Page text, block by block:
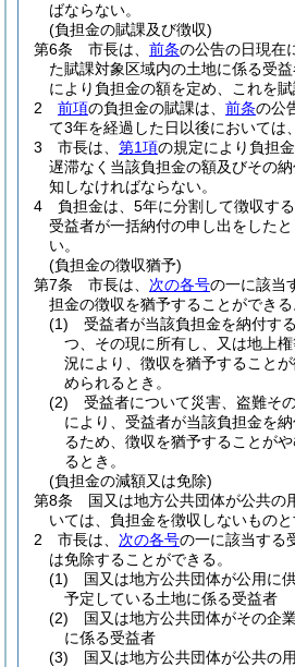
ばならない。
(負担金の賦課及び徴収)
第6条
市長は、 前条の公告の日現在
た賦課対象区域内の土地に係る受益
により負担金の額を定め、これを賦
2
前項の負担金の賦課は、 前条の公
て3年を経過した日以後においては
3
市長は、 第1項の規定により負担
遅滞なく当該負担金の額及びその
知しなければならない。
4
負担金は、5年に分割して徴収する
受益者が一括納付の申し出をした
い。
(負担金の徴収猶予)
第7条
市長は、 次の各号の一に該当
担金の徴収を猶予することができる
(1)
受益者が当該負担金を納付す
つ、その現に所有し、又は地上
況により、徴収を猶予すること
められるとき。
(2)
受益者について災害、盗難そ
により、受益者が当該負担金を
るため、徴収を猶予することが
るとき。
(負担金の減額又は免除)
第8条
国又は地方公共団体が公共の
いては、負担金を徴収しないものと
2
市長は、 次の各号の一に該当する
は免除することができる。
(1)
国又は地方公共団体が公用に
予定している土地に係る受益者
(2)
国又は地方公共団体がその企
に係る受益者
(3)
国又は地方公共団体が公共の